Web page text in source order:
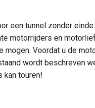
een tunnel zonder
motorrijders en
Voordat u de
wordt beschreven
kan touren!